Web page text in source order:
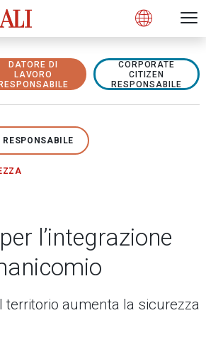
Open
DATORE DI
LAVORO
CORPORATE
CITIZEN
RESPONSABILE
RESPONSABILE
l’integrazione
territorio aumenta la sicurezza